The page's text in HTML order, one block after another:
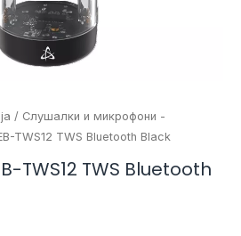
/ Слушалки и микрофони -
TWS12 TWS Bluetooth Black
TWS12 TWS Bluetooth